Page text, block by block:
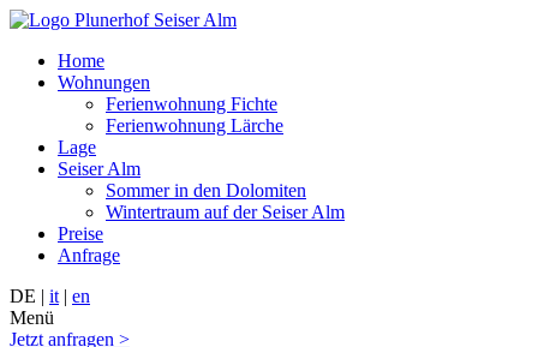
Home
Wohnungen
Ferienwohnung Fichte
Ferienwohnung Lärche
Lage
Seiser Alm
Sommer in den Dolomiten
Wintertraum auf der Seiser Alm
Preise
Anfrage
DE | it | en
Menü
Jetzt anfragen >